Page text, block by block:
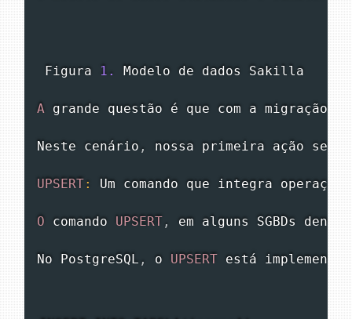
Figura 1. Modelo de dados Sakilla
A grande questão é que com a migração
Neste cenário , nossa primeira ação
UPSERT: Um comando que integra
O comando UPSERT , em alguns SGBDs
No PostgreSQL , o UPSERT está